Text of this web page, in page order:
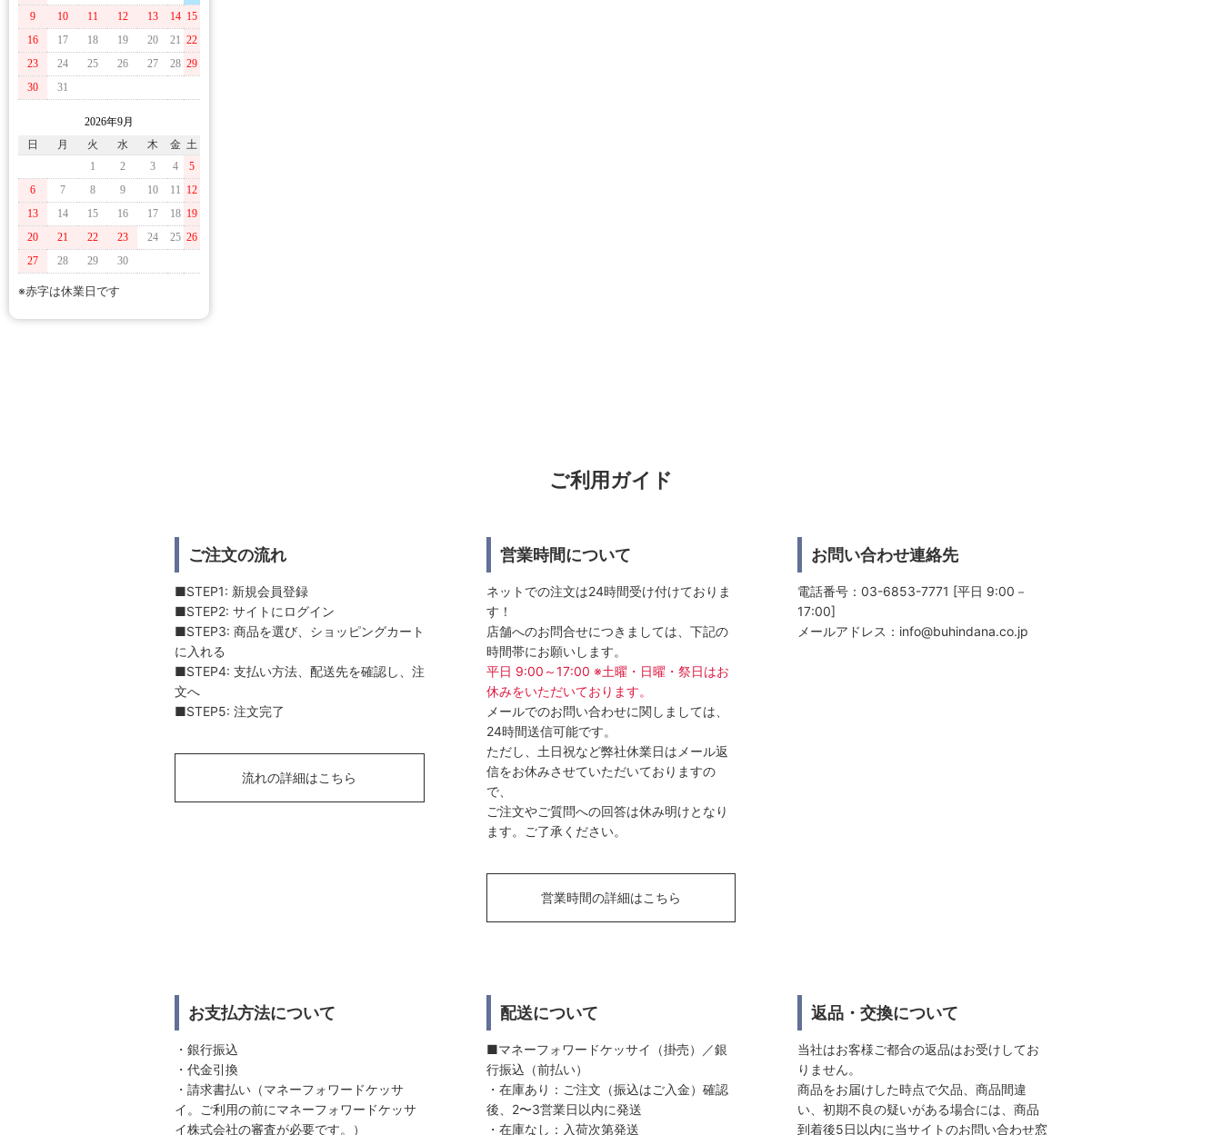
9
10 11 12 13 14 15
16
17 18 19 20 21 22
23
24 25 26 27 28 29
30
31
2026年9月
日
月 火 水 木 金 土
1
2 3 4
5
6
7 8 9 10 11 12
13
14 15 16 17 18 19
20
21 22 23 24 25 26
27
28 29 30
※赤字は休業日です
ご利用ガイド
ご注文の流れ
■STEP1: 新規会員登録
■STEP2: サイトにログイン
■STEP3: 商品を選び、ショッピングカート
に入れる
■STEP4: 支払い方法、配送先を確認し、注
文へ
■STEP5: 注文完了
流れの詳細はこちら
営業時間について
ネットでの注文は24時間受け付けておりま
す！
店舗へのお問合せにつきましては、下記の
時間帯にお願いします。
平日 9:00～17:00 ※土曜・日曜・祭日はお
休みをいただいております。
メールでのお問い合わせに関しましては、
24時間送信可能です。
ただし、土日祝など弊社休業日はメール返
信をお休みさせていただいておりますの
で、
ご注文やご質問への回答は休み明けとなり
ます。ご了承ください。
営業時間の詳細はこちら
お問い合わせ連絡先
電話番号：03-6853-7771 [平日 9:00－
17:00]
メールアドレス： info@buhindana.co.jp
お支払方法について
・銀行振込
・代金引換
・請求書払い（マネーフォワードケッサ
イ。ご利用の前にマネーフォワードケッサ
イ株式会社の審査が必要です。）
配送について
■マネーフォワードケッサイ（掛売）／銀
行振込（前払い）
・在庫あり：ご注文（振込はご入金）確認
後、2〜3営業日以内に発送
・在庫なし：入荷次第発送
返品・交換について
当社はお客様ご都合の返品はお受けしてお
りません。
商品をお届けした時点で欠品、商品間違
い、初期不良の疑いがある場合には、商品
到着後5日以内に当サイトのお問い合わせ窓